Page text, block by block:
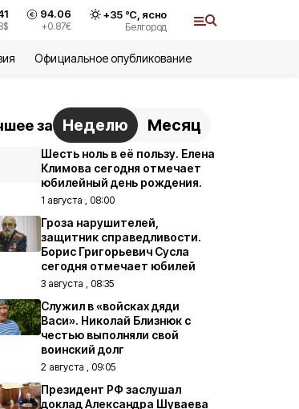
$
94.06
+0.87€
+35°С, ясно
Белгород
Официальное опубликование
за Неделю Месяц
Шесть ноль в её пользу. Елена
Климова сегодня отмечает
юбилейный день рождения.
1 августа , 08:00
Гроза нарушителей,
защитник справедливости.
Борис Григорьевич Сусла
сегодня отмечает юбилей
3 августа , 08:35
Служил в «войсках дяди
Васи». Николай Близнюк с
честью выполняли свой
воинский долг
2 августа , 09:05
Президент РФ заслушал
доклад Александра Шуваева